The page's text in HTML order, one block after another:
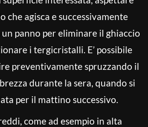
che agisca e successivamente
panno per eliminare il ghiaccio
i tergicristalli. E’ possibile
preventivamente spruzzando il
durante la sera, quando si
per il mattino successivo.
come ad esempio in alta